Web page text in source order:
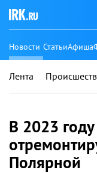
Новости СтатьиАфиша
Лента
В 2023
Полярной